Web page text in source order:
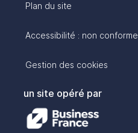
Plan du site
Accessibilité : non conforme
Gestion des cookies
un site opéré par